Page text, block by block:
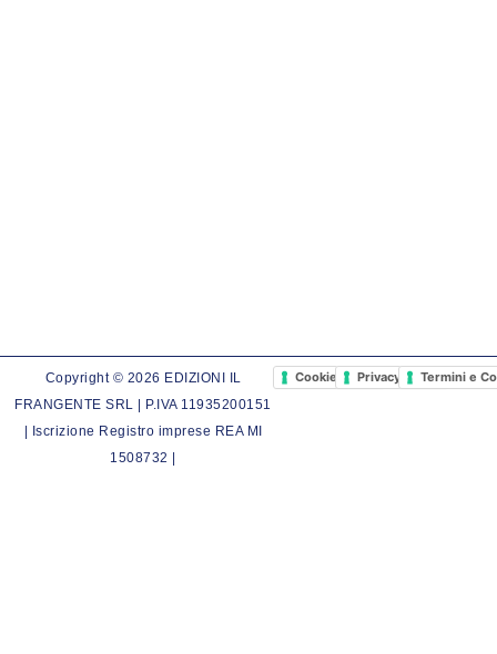
Copyright © 2026 EDIZIONI IL
FRANGENTE SRL | P.IVA 11935200151
| Iscrizione Registro imprese REA MI
1508732 |
Cookie PolicyPrivacy PolicyTermini e